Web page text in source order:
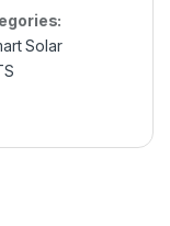
Solar